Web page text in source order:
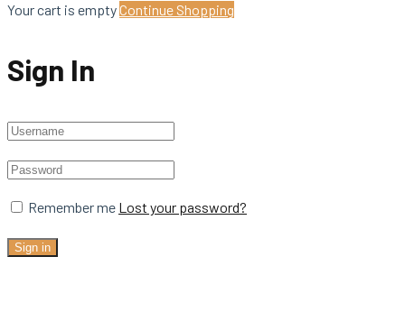
Your cart is emptyContinue Shopping
Sign In
Remember me Lost your password?
Sign in